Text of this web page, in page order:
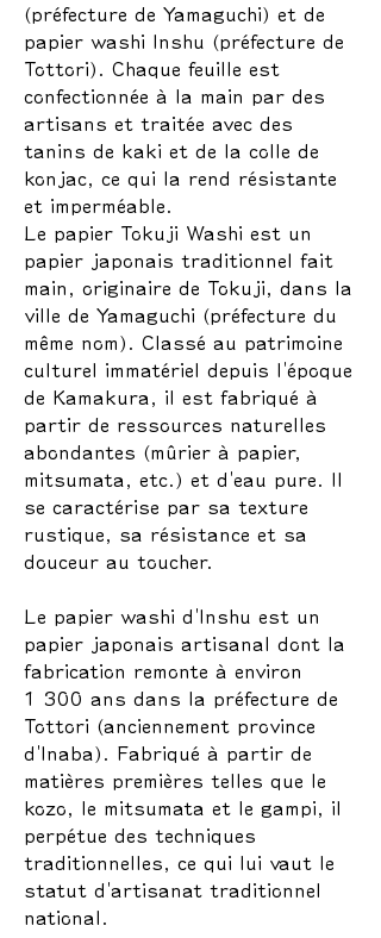
(préfecture de Yamaguchi) et de
papier washi Inshu (préfecture de
Tottori). Chaque feuille est
confectionnée à la main par des
artisans et traitée avec des
tanins de kaki et de la colle de
konjac, ce qui la rend résistante
et imperméable.
Le papier Tokuji Washi est un
papier japonais traditionnel fait
main, originaire de Tokuji, dans la
ville de Yamaguchi (préfecture du
même nom). Classé au patrimoine
culturel immatériel depuis l'époque
de Kamakura, il est fabriqué à
partir de ressources naturelles
abondantes (mûrier à papier,
mitsumata, etc.) et d'eau pure. Il
se caractérise par sa texture
rustique, sa résistance et sa
douceur au toucher.
Le papier washi d'Inshu est un
papier japonais artisanal dont la
fabrication remonte à environ
1 300 ans dans la préfecture de
Tottori (anciennement province
d'Inaba). Fabriqué à partir de
matières premières telles que le
kozo, le mitsumata et le gampi, il
perpétue des techniques
traditionnelles, ce qui lui vaut le
statut d'artisanat traditionnel
national.